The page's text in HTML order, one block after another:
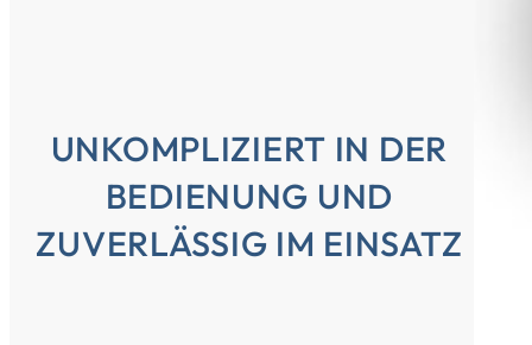
UNKOMPLIZIERT IN DER
BEDIENUNG UND
ZUVERLÄSSIG IM EINSATZ